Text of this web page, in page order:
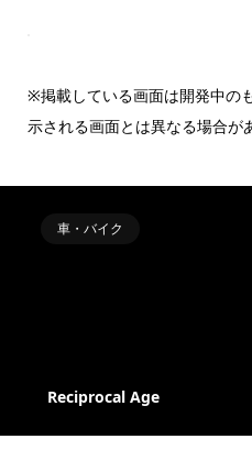
※掲載している画面は開発中の
示される画面とは異なる場合が
車・バイク
Reciprocal Age